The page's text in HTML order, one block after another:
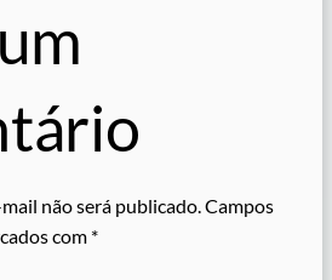
não será publicado.Campos
com *